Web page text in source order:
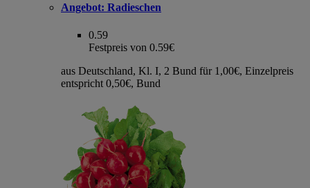
Angebot: Radieschen
0.59
Festpreis von 0.59€
aus Deutschland, Kl. I, 2 Bund für 1,00€, Einzelpreis
entspricht 0,50€, Bund